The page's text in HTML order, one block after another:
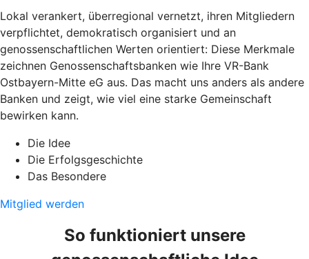
Lokal verankert, überregional vernetzt, ihren Mitgliedern
verpflichtet, demokratisch organisiert und an
genossenschaftlichen Werten orientiert: Diese Merkmale
zeichnen Genossenschaftsbanken wie Ihre VR-Bank
Ostbayern-Mitte eG aus. Das macht uns anders als andere
Banken und zeigt, wie viel eine starke Gemeinschaft
bewirken kann.
Die Idee
Die Erfolgsgeschichte
Das Besondere
Mitglied werden
So funktioniert unsere